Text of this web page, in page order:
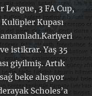
3 FA Cup,
Kulüpler Kupası
istikrar. Yaş 35
giyilmiş. Artık
beke alışıyor
Scholes’a